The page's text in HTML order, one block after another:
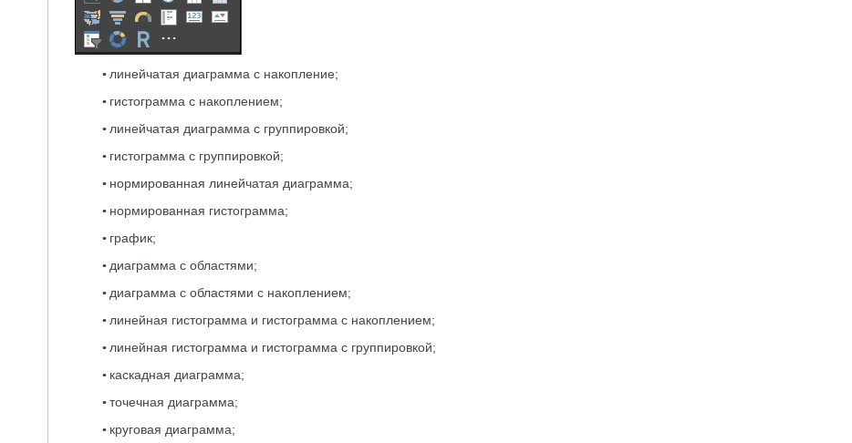
линейчатая диаграмма с накопление;
гистограмма с накоплением;
линейчатая диаграмма с группировкой;
гистограмма с группировкой;
нормированная линейчатая диаграмма;
нормированная гистограмма;
график;
диаграмма с областями;
диаграмма с областями с накоплением;
линейная гистограмма и гистограмма с накоплением;
линейная гистограмма и гистограмма с группировкой;
каскадная диаграмма;
точечная диаграмма;
круговая диаграмма;